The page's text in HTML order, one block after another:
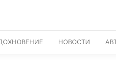
НОВОСТИ